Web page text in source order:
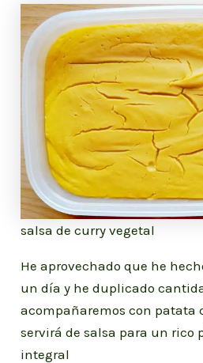
salsa de curry vegetal
He aprovechado que he
un día y he duplicado
acompañaremos con patata
servirá de salsa para un rico
integral